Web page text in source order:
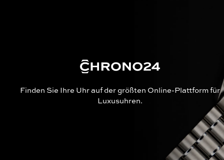
Finden Sie Ihre Uhr auf der größten Online-Plattform für
Luxusuhren.